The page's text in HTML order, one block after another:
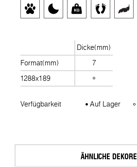
Dicke(mm)
Format(mm)
7
1288x189
Verfügbarkeit Auf Lager
ÄHNLICHE DEKORE